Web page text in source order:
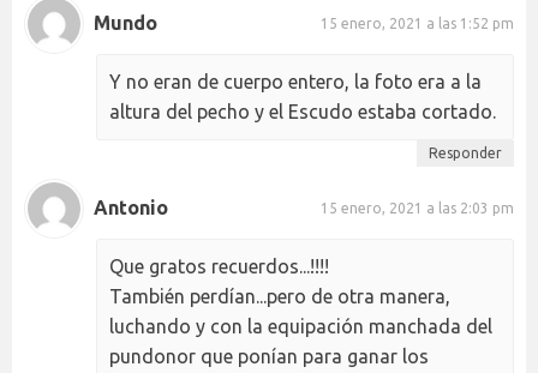
Mundo 15 enero, 2021 a las 1:52 pm
Y no eran de cuerpo entero, la foto era a la
altura del pecho y el Escudo estaba cortado.
Responder
Antonio 15 enero, 2021 a las 2:03 pm
Que gratos recuerdos...!!!!
También perdían...pero de otra manera,
luchando y con la equipación manchada del
pundonor que ponían para ganar los